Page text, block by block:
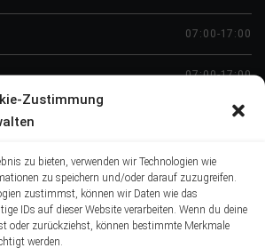
Zustimmung
zu bieten, verwenden wir Technologien wie
zu speichern und/oder darauf zuzugreifen.
zustimmst, können wir Daten wie das
IDs auf dieser Website verarbeiten. Wenn du deine
oder zurückziehst, können bestimmte Merkmale
werden.
07:00-17:00
07:00-17:00
07:00-17:00
07:00-17:00